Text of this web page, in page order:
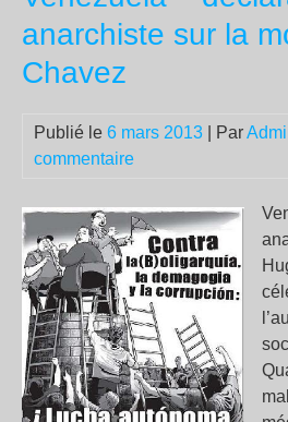
anarchiste sur la
Chavez
Publié le 6 mars 2013 | Par
commentaire